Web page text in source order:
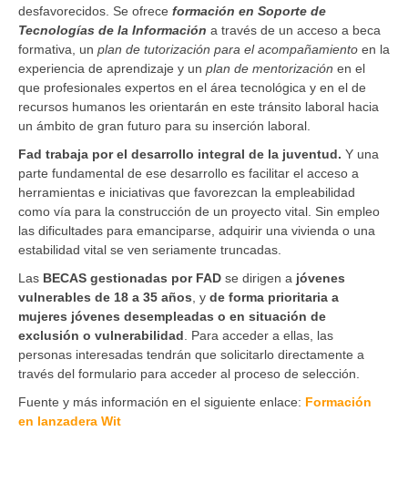
desfavorecidos. Se ofrece formación en Soporte de
Tecnologías de la Información a través de un acceso a beca
formativa, un plan de tutorización para el acompañamiento en la
experiencia de aprendizaje y un plan de mentorización en el
que profesionales expertos en el área tecnológica y en el de
recursos humanos les orientarán en este tránsito laboral hacia
un ámbito de gran futuro para su inserción laboral.
Fad trabaja por el desarrollo integral de la juventud. Y una
parte fundamental de ese desarrollo es facilitar el acceso a
herramientas e iniciativas que favorezcan la empleabilidad
como vía para la construcción de un proyecto vital. Sin empleo
las dificultades para emanciparse, adquirir una vivienda o una
estabilidad vital se ven seriamente truncadas.
Las BECAS gestionadas por FAD se dirigen a jóvenes
vulnerables de 18 a 35 años , y de forma prioritaria a
mujeres jóvenes desempleadas o en situación de
exclusión o vulnerabilidad . Para acceder a ellas, las
personas interesadas tendrán que solicitarlo directamente a
través del formulario para acceder al proceso de selección.
Fuente y más información en el siguiente enlace: Formación
en lanzadera Wit